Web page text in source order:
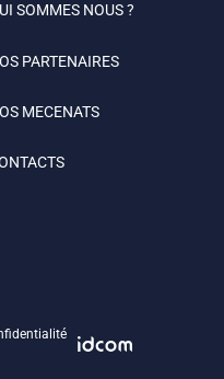
SOMMES NOUS ?
PARTENAIRES
MECENATS